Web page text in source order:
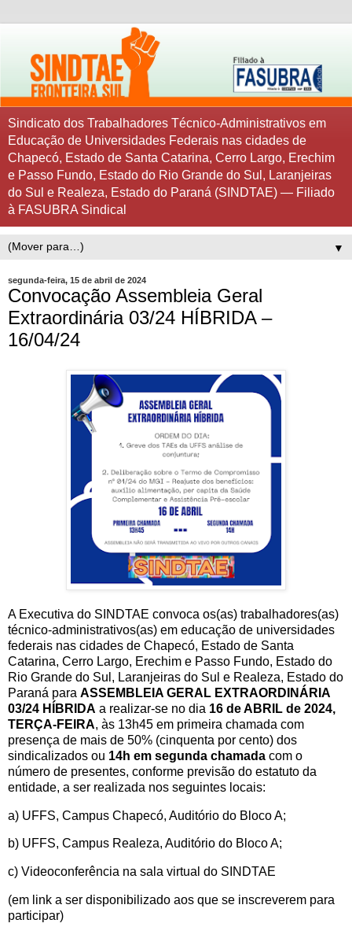
Sindicato dos Trabalhadores Técnico-Administrativos em
Educação de Universidades Federais nas cidades de
Chapecó, Estado de Santa Catarina, Cerro Largo, Erechim
e Passo Fundo, Estado do Rio Grande do Sul, Laranjeiras
do Sul e Realeza, Estado do Paraná (SINDTAE) — Filiado
à FASUBRA Sindical
▼
segunda-feira, 15 de abril de 2024
Convocação Assembleia Geral
Extraordinária 03/24 HÍBRIDA –
16/04/24
A Executiva do SINDTAE convoca os(as) trabalhadores(as)
técnico-administrativos(as) em educação de universidades
federais nas cidades de Chapecó, Estado de Santa
Catarina, Cerro Largo, Erechim e Passo Fundo, Estado do
Rio Grande do Sul, Laranjeiras do Sul e Realeza, Estado do
Paraná para ASSEMBLEIA GERAL EXTRAORDINÁRIA
03/24 HÍBRIDA a realizar-se no dia 16 de ABRIL de 2024,
TERÇA-FEIRA, às 13h45 em primeira chamada com
presença de mais de 50% (cinquenta por cento) dos
sindicalizados ou 14h em segunda chamada com o
número de presentes, conforme previsão do estatuto da
entidade, a ser realizada nos seguintes locais:
a) UFFS, Campus Chapecó, Auditório do Bloco A;
b) UFFS, Campus Realeza, Auditório do Bloco A;
c) Videoconferência na sala virtual do SINDTAE
(em link a ser disponibilizado aos que se inscreverem para
participar)